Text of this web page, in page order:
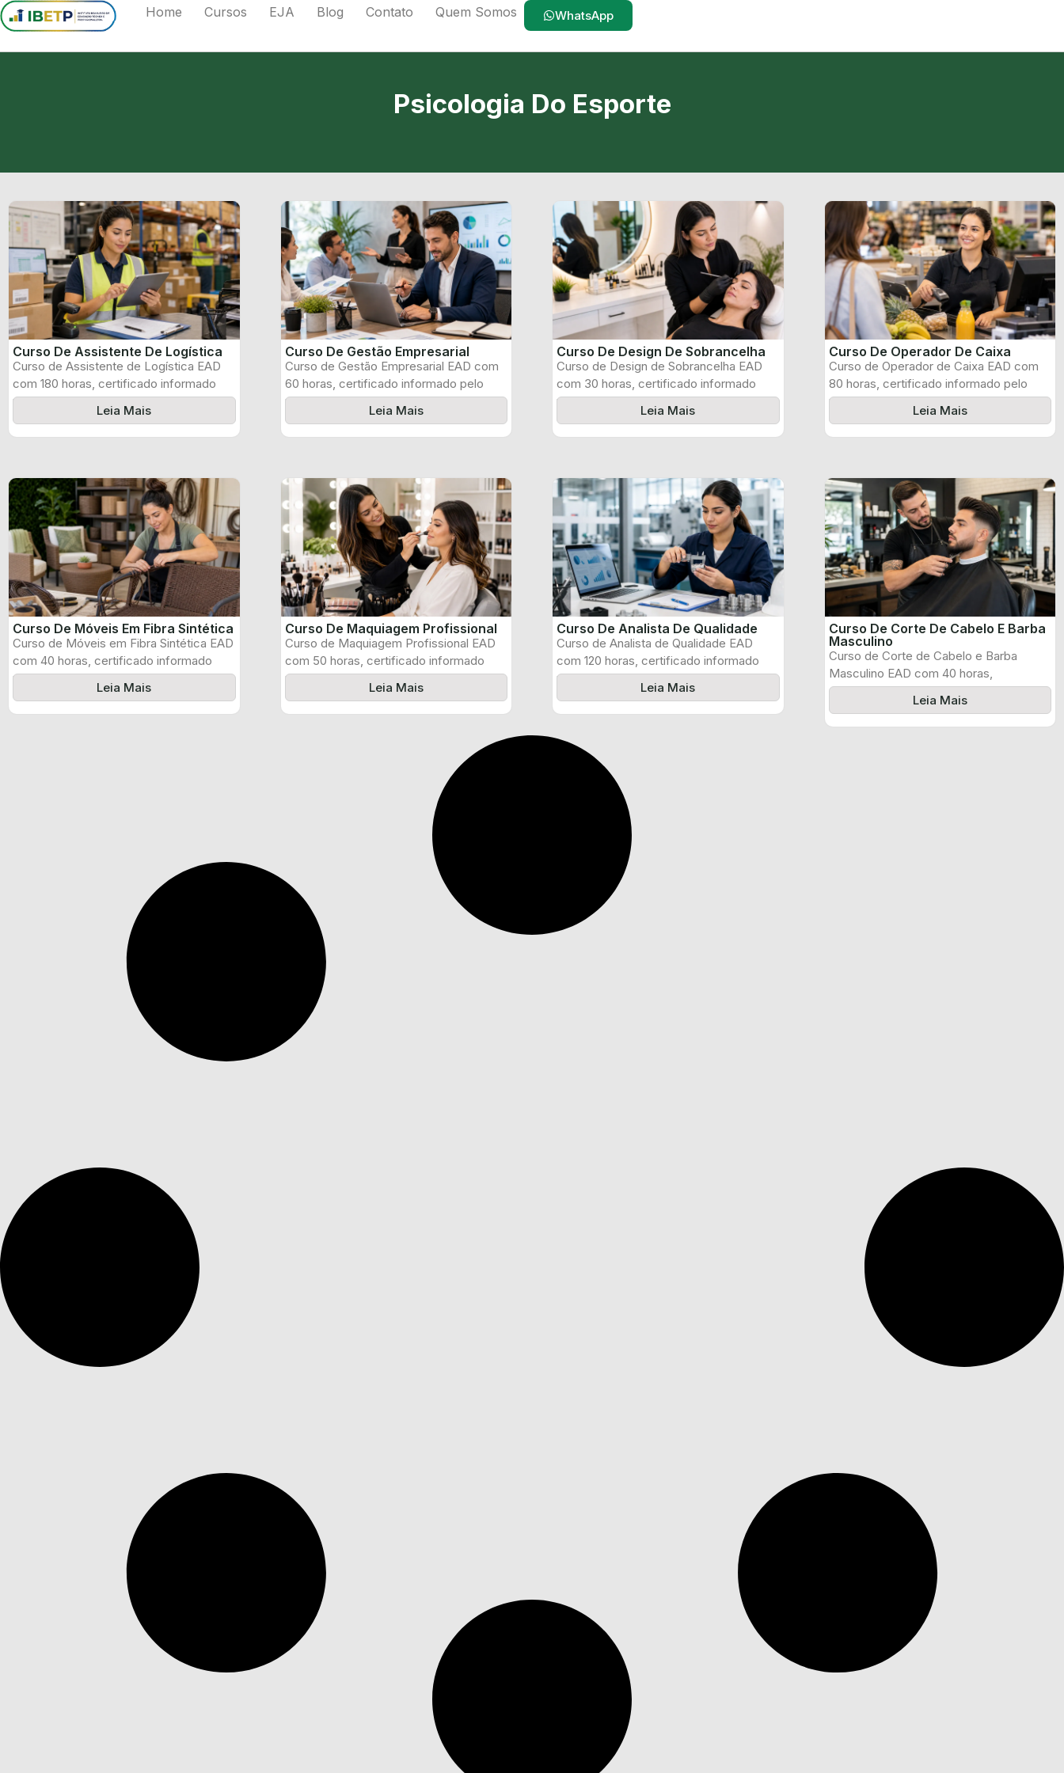
Home Cursos EJA Blog Contato Quem Somos WhatsApp
Psicologia Do Esporte
Curso De Assistente De Logística
Curso de Assistente de Logística EAD
com 180 horas, certificado informado
pelo produtor ...
Leia Mais
Curso De Gestão Empresarial
Curso de Gestão Empresarial EAD com
60 horas, certificado informado pelo
produtor e ...
Leia Mais
Curso De Design De Sobrancelha
Curso de Design de Sobrancelha EAD
com 30 horas, certificado informado
pelo produtor ...
Leia Mais
Curso De Operador De Caixa
Curso de Operador de Caixa EAD com
80 horas, certificado informado pelo
produtor ...
Leia Mais
Curso De Móveis Em Fibra Sintética
Curso de Móveis em Fibra Sintética EAD
com 40 horas, certificado informado
pelo ...
Leia Mais
Curso De Maquiagem Profissional
Curso de Maquiagem Profissional EAD
com 50 horas, certificado informado
pelo produtor e ...
Leia Mais
Curso De Analista De Qualidade
Curso de Analista de Qualidade EAD
com 120 horas, certificado informado
pelo produtor ...
Leia Mais
Curso De Corte De Cabelo E Barba
Masculino
Curso de Corte de Cabelo e Barba
Masculino EAD com 40 horas,
certificado ...
Leia Mais